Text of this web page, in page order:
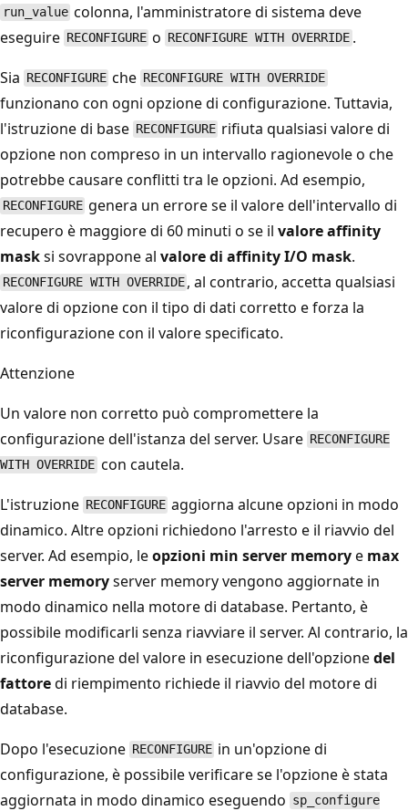
run_value colonna, l'amministratore di sistema deve
eseguire RECONFIGURE o RECONFIGURE WITH OVERRIDE .
Sia RECONFIGURE che RECONFIGURE WITH OVERRIDE
funzionano con ogni opzione di configurazione. Tuttavia,
l'istruzione di base RECONFIGURE rifiuta qualsiasi valore di
opzione non compreso in un intervallo ragionevole o che
potrebbe causare conflitti tra le opzioni. Ad esempio,
RECONFIGURE genera un errore se il valore dell'intervallodi
recupero è maggiore di 60 minuti o se il valore affinity
masksi sovrappone al valore di affinity I/O mask.
RECONFIGURE WITH OVERRIDE , al contrario, accetta qualsiasi
valore di opzione con il tipo di dati corretto e forza la
riconfigurazione con il valore specificato.
Attenzione
Un valore non corretto può compromettere la
configurazione dell'istanza del server. Usare RECONFIGURE
WITH OVERRIDE con cautela.
L'istruzione RECONFIGURE aggiorna alcune opzioni in modo
dinamico. Altre opzioni richiedono l'arresto e il riavvio del
server. Ad esempio, leopzioni min server memorye max
server memoryserver memory vengono aggiornate in
modo dinamico nella motore di database. Pertanto, è
possibile modificarli senza riavviare il server. Al contrario, la
riconfigurazione del valore in esecuzione dell'opzionedel
fattoredi riempimento richiede il riavvio del motore di
database.
Dopo l'esecuzione RECONFIGURE in un'opzione di
configurazione, è possibile verificare se l'opzione è stata
aggiornata in modo dinamico eseguendo sp_configure